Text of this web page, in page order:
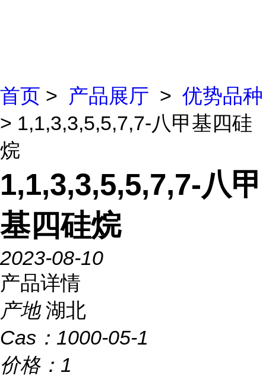
首页 > 产品展厅 > 优势品种
> 1,1,3,3,5,5,7,7-八甲基四硅
烷
1,1,3,3,5,5,7,7-八甲
基四硅烷
2023-08-10
产品详情
产地 湖北
Cas： 1000-05-1
价格： 1